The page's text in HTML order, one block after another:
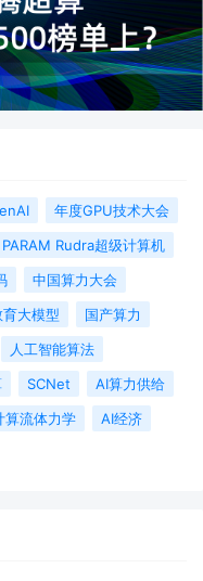
年度GPU技术大会
PARAM Rudra超级计算机
中国算力大会
育大模型
国产算力
人工智能算法
SCNet
AI算力供给
算流体力学
AI经济